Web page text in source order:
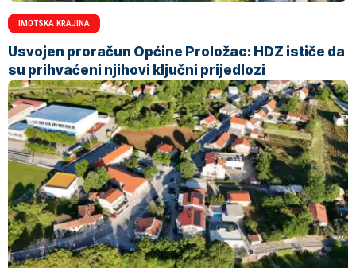
IMOTSKA KRAJINA
Usvojen proračun Općine Proložac: HDZ ističe da
su prihvaćeni njihovi ključni prijedlozi